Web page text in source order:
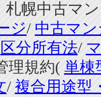
札幌中古マ
ジ/ 中古マ
区分所有法/
理規約( 単棟
/ 複合用途型